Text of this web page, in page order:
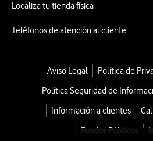
Localiza tu tienda física
Teléfonos de atención al cliente
Aviso Legal
Política de
Política Seguridad de
Información a clientes
Fondos Públicos